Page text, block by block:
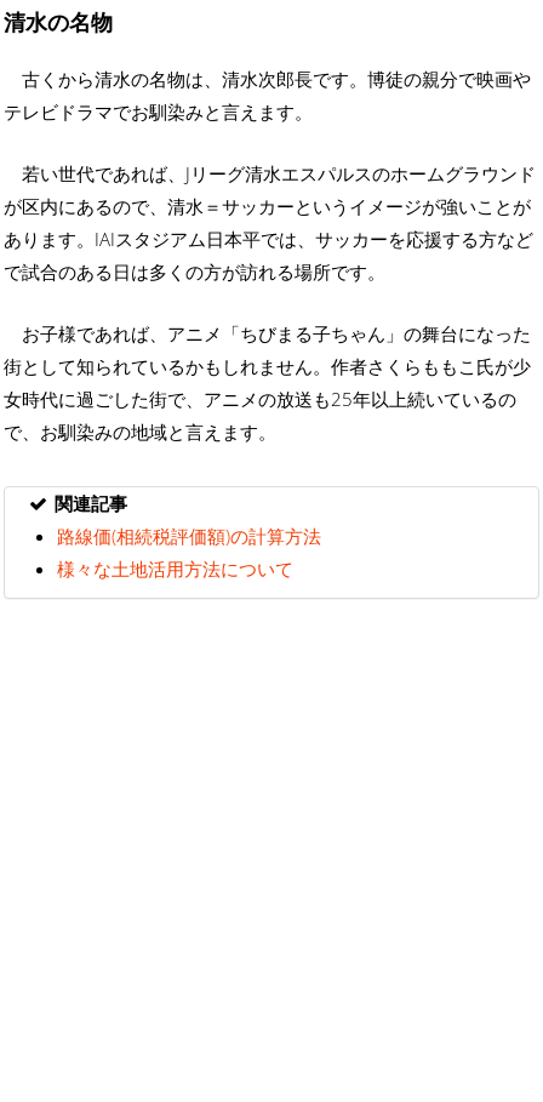
清水の名物
古くから清水の名物は、清水次郎長です。博徒の親分で映画や
テレビドラマでお馴染みと言えます。
若い世代であれば、Jリーグ清水エスパルスのホームグラウンド
が区内にあるので、清水＝サッカーというイメージが強いことが
あります。IAIスタジアム日本平では、サッカーを応援する方など
で試合のある日は多くの方が訪れる場所です。
お子様であれば、アニメ「ちびまる子ちゃん」の舞台になった
街として知られているかもしれません。作者さくらももこ氏が少
女時代に過ごした街で、アニメの放送も25年以上続いているの
で、お馴染みの地域と言えます。
関連記事
路線価(相続税評価額)の計算方法
様々な土地活用方法について